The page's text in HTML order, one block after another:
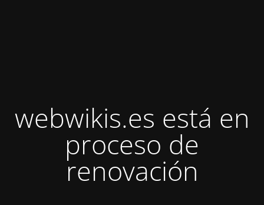
webwikis.es está en
proceso de
renovación